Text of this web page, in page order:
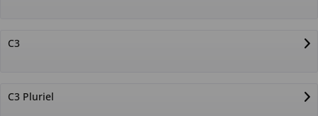
C3
C3 Pluriel